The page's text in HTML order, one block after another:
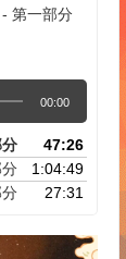
第一部分
00:00
47:26
1:04:49
27:31